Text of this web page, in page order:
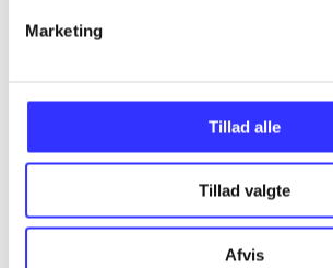
Marketing
Tillad alle
Tillad valgte
Afvis
...
...